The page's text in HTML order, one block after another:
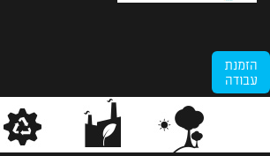
הזמנת
עבודה